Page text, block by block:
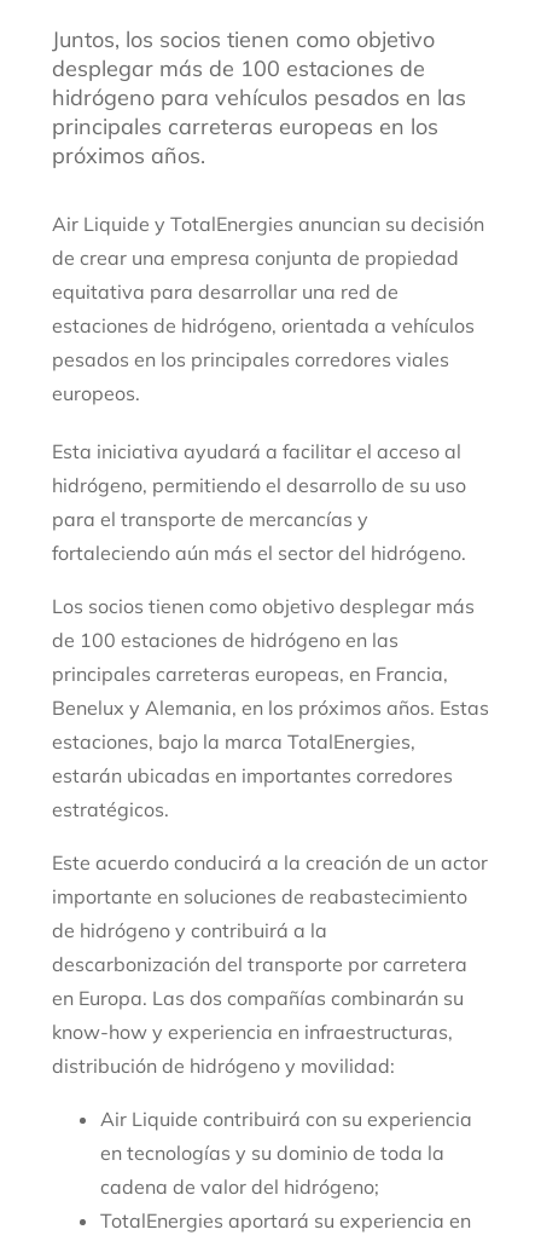
Juntos, los socios tienen como objetivo
desplegar más de 100 estaciones de
hidrógeno para vehículos pesados en las
principales carreteras europeas en los
próximos años.
Air Liquide y TotalEnergies anuncian su decisión
de crear una empresa conjunta de propiedad
equitativa para desarrollar una red de
estaciones de hidrógeno, orientada a vehículos
pesados en los principales corredores viales
europeos.
Esta iniciativa ayudará a facilitar el acceso al
hidrógeno, permitiendo el desarrollo de su uso
para el transporte de mercancías y
fortaleciendo aún más el sector del hidrógeno.
Los socios tienen como objetivo desplegar más
de 100 estaciones de hidrógeno en las
principales carreteras europeas, en Francia,
Benelux y Alemania, en los próximos años. Estas
estaciones, bajo la marca TotalEnergies,
estarán ubicadas en importantes corredores
estratégicos.
Este acuerdo conducirá a la creación de un actor
importante en soluciones de reabastecimiento
de hidrógeno y contribuirá a la
descarbonización del transporte por carretera
en Europa. Las dos compañías combinarán su
know-how y experiencia en infraestructuras,
distribución de hidrógeno y movilidad:
Air Liquide contribuirá con su experiencia
en tecnologías y su dominio de toda la
cadena de valor del hidrógeno;
TotalEnergies aportará su experiencia en